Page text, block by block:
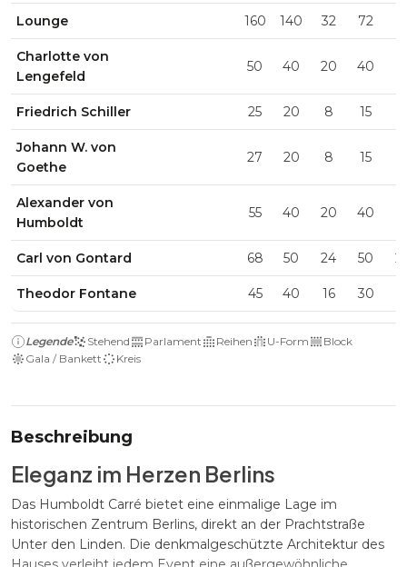
Lounge 160 140 32 72
Charlotte von
Lengefeld
50 40 20 40
Friedrich Schiller 25 20 8 15
Johann W. von
Goethe
27 20 8 15
Alexander von
Humboldt
55 40 20 40
Carl von Gontard 68 50 24 50
Theodor Fontane 45 40 16 30
Legende Stehend Parlament Reihen U-Form
Block
Gala / Bankett
Kreis
Beschreibung
Eleganz im Herzen Berlins
Das Humboldt Carré bietet eine einmalige Lage im
historischen Zentrum Berlins, direkt an der Prachtstraße
Unter den Linden. Die denkmalgeschützte Architektur des